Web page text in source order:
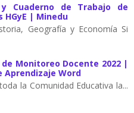
Cuaderno de Trabajo de
HGyE | Minedu
Geografía y Economía Si
Monitoreo Docente 2022 |
Aprendizaje Word
la Comunidad Educativa la...